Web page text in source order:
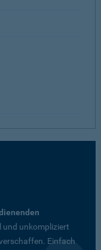
und unkompliziert
Einfach